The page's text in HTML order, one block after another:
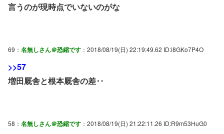
言うのが現時点でいないのがな
69： 名無しさん＠恐縮です ：2018/08/19(日) 22:19:49.62 ID:i8GKo7P4O
>>57
増田厩舎と根本厩舎の差‥
58： 名無しさん＠恐縮です ：2018/08/19(日) 21:22:11.26 ID:R9m53HuG0